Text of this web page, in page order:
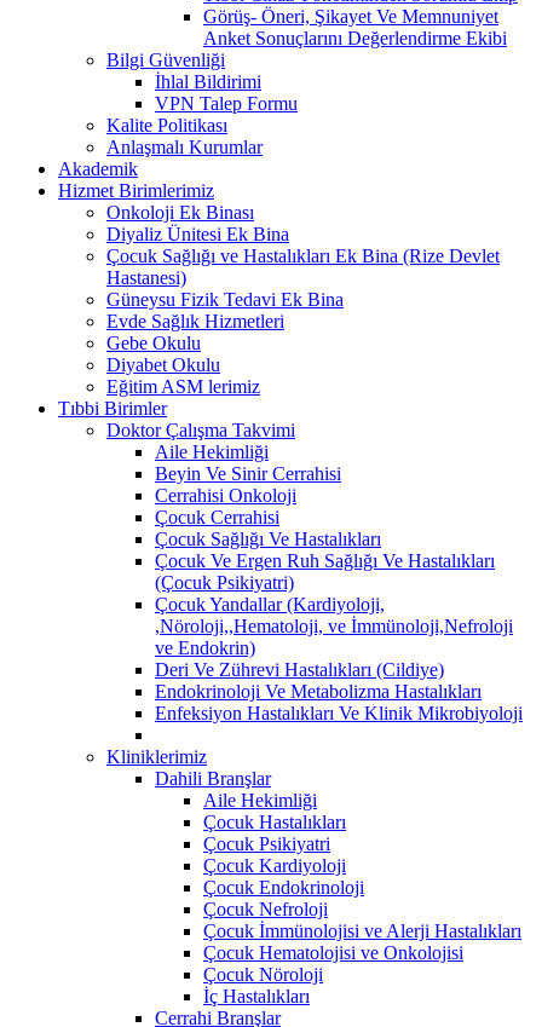
Görüş- Öneri, Şikayet Ve Memnuniyet
Anket Sonuçlarını Değerlendirme Ekibi
Bilgi Güvenliği
İhlal Bildirimi
VPN Talep Formu
Kalite Politikası
Anlaşmalı Kurumlar
Akademik
Hizmet Birimlerimiz
Onkoloji Ek Binası
Diyaliz Ünitesi Ek Bina
Çocuk Sağlığı ve Hastalıkları Ek Bina (Rize Devlet
Hastanesi)
Güneysu Fizik Tedavi Ek Bina
Evde Sağlık Hizmetleri
Gebe Okulu
Diyabet Okulu
Eğitim ASM lerimiz
Tıbbi Birimler
Doktor Çalışma Takvimi
Aile Hekimliği
Beyin Ve Sinir Cerrahisi
Cerrahisi Onkoloji
Çocuk Cerrahisi
Çocuk Sağlığı Ve Hastalıkları
Çocuk Ve Ergen Ruh Sağlığı Ve Hastalıkları
(Çocuk Psikiyatri)
Çocuk Yandallar (Kardiyoloji,
,Nöroloji,,Hematoloji, ve İmmünoloji,Nefroloji
ve Endokrin)
Deri Ve Zührevi Hastalıkları (Cildiye)
Endokrinoloji Ve Metabolizma Hastalıkları
Enfeksiyon Hastalıkları Ve Klinik Mikrobiyoloji
Kliniklerimiz
Dahili Branşlar
Aile Hekimliği
Çocuk Hastalıkları
Çocuk Psikiyatri
Çocuk Kardiyoloji
Çocuk Endokrinoloji
Çocuk Nefroloji
Çocuk İmmünolojisi ve Alerji Hastalıkları
Çocuk Hematolojisi ve Onkolojisi
Çocuk Nöroloji
İç Hastalıkları
Cerrahi Branşlar